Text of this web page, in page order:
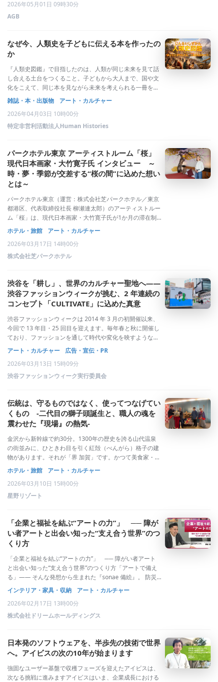
2026年05月01日 09時30分
AGB
なぜ今、人類史を子どもに伝える本を作ったの
か
『人類史図鑑』で目指したのは、人類が同じ未来を見て話
し合える土台をつくること。子どもから大人まで、国や文
化をこえて、同じ本を見ながら未来を考えられる一冊を目
指しました。発明、発見、戦争、差別、対立、条約、国際
協力。人類の歴史には、希望につながる出来事もあれば、
二度と繰り返してはいけない悲劇もあります
雑誌・本・出版物
アート・カルチャー
2026年04月03日 10時00分
特定非営利活動法人Human Histories
パークホテル東京 アーティストルーム「桜」
現代日本画家・大竹寛子氏 インタビュー ～
時・夢・季節が交差する“桜の間”に込めた想い
とは～
パークホテル東京（運営：株式会社芝パークホテル／東京
都港区、代表取締役社長 柳瀬連太郎）のアーティストルー
ム「桜」は、現代日本画家・大竹寛子氏が1か月の滞在制
作を経て完成させた、空間全体がアートとなる唯一無二の
客室です。今回は、大竹氏に制作当時のエピソードやテー
マ、部屋に込めた想いを伺いました。■&
ホテル・旅館
アート・カルチャー
2026年03月17日 14時00分
株式会社芝パークホテル
渋谷を「耕し」、世界のカルチャー聖地へ――
渋谷ファッションウィークが挑む、2 年連続の
コンセプト「CULTIVATE」に込めた真意
渋谷ファッションウィークは 2014 年 3 月の初開催以来、
今回で 13 年目・25 回目を迎えます。毎年春と秋に開催し
ており、ファッションを通して時代や変化を映すようなカ
ルチャーを、渋谷の街から世界に向けて発信を続けてきま
した。現在、渋谷は 100 年に一度の大規模再開発が進めら
れ、さらなる注目
アート・カルチャー
広告・宣伝・PR
2026年03月13日 15時09分
渋谷ファッションウィーク実行委員会
伝統は、守るものではなく、使ってつなげてい
くもの ‐二代目の獅子頭誕生と、職人の魂を
震わせた『現場』の熱気‐
金沢から新幹線で約30分。1300年の歴史を誇る山代温泉
の街並みに、ひときわ目を引く紅殻（べんがら）格子の建
物があります。それが「界 加賀」です。かつて美食家・北
大路魯山人が若かりし頃に逗留し、美意識を磨いた老舗旅
館「白銀屋」の歴史を受け継ぎ、2015年に星野リゾートの
温泉旅館ブランド「界」として生
ホテル・旅館
アート・カルチャー
2026年03月10日 15時00分
星野リゾート
「企業と福祉を結ぶ“アートの力”」 ── 障が
い者アートと出会い知った“支え合う世界”のつ
くり方
「企業と福祉を結ぶ“アートの力”」 ── 障がい者アート
と出会い知った“支え合う世界”のつくり方「アートで備え
る」—— そんな発想から生まれた『sonae 備絵』。 防災
とアートを掛け合わせ、障がいのあるアーティストたちが
心のままに描いた作品を企業や社会に届ける取り組みで
す。 一通のメールから始まっ
インテリア・家具・収納
アート・カルチャー
2026年02月17日 13時00分
株式会社ドリームホールディングス
日本発のソフトウェアを、半歩先の技術で世界
へ。アイビスの次の10年が始まります
強固なユーザー基盤で収穫フェーズを迎えたアイビスは、
次なる挑戦に進みますアイビスはいま、企業成長における